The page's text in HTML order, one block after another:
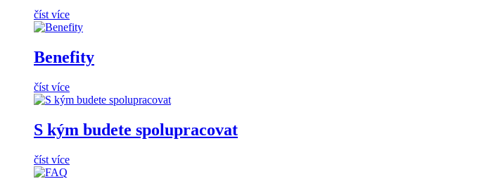
číst více
Benefity
číst více
S kým budete spolupracovat
číst více